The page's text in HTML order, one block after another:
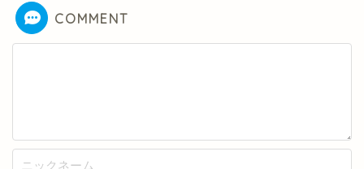
COMMENT